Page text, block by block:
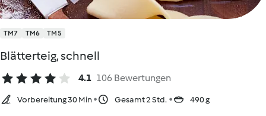
TM7 TM6 TM5
Blätterteig, schnell
4.1 106 Bewertungen
Vorbereitung 30 Min Gesamt 2 Std. 490 g